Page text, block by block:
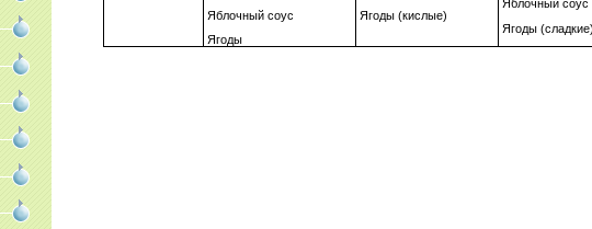
Яблочный соус
Ягоды
Ягоды (кислые)
Яблочный соус
Ягоды